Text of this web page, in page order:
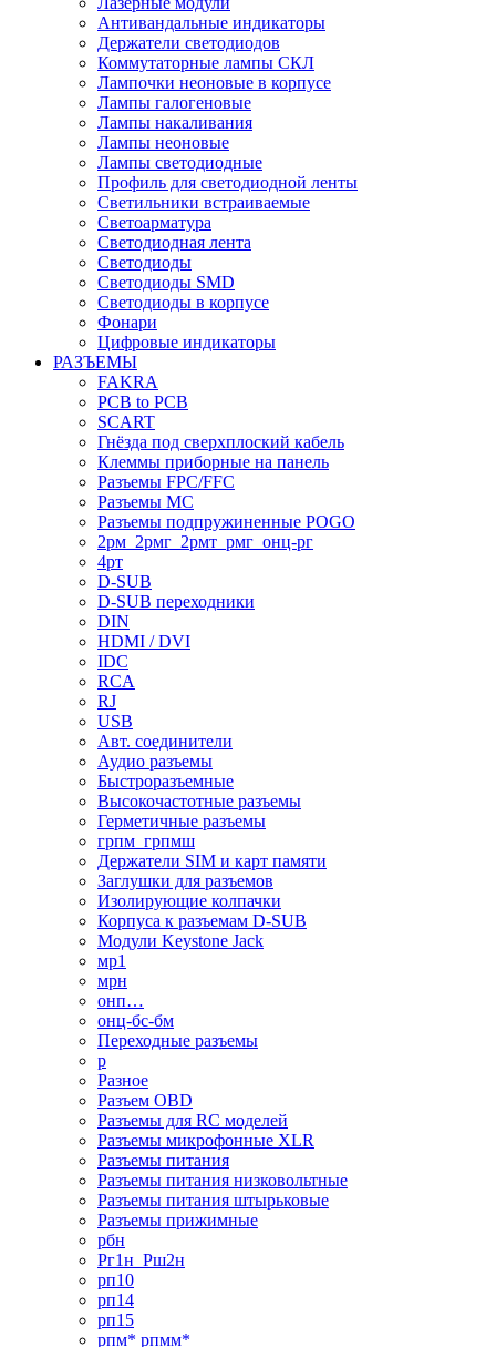
Антивандальные индикаторы
Держатели светодиодов
Коммутаторные лампы СКЛ
Лампочки неоновые в корпусе
Лампы галогеновые
Лампы накаливания
Лампы неоновые
Лампы светодиодные
Профиль для светодиодной ленты
Светильники встраиваемые
Светоарматура
Светодиодная лента
Светодиоды
Светодиоды SMD
Светодиоды в корпусе
Фонари
Цифровые индикаторы
РАЗЪЕМЫ
FAKRA
PCB to PCB
SCART
Гнёзда под сверхплоский кабель
Клеммы приборные на панель
Разъемы FPC/FFC
Разъемы MC
Разъемы подпружиненные POGO
2рм_2рмг_2рмт_рмг_онц-рг
4рт
D-SUB
D-SUB переходники
DIN
HDMI / DVI
IDC
RCA
RJ
USB
Авт. соединители
Аудио разъемы
Быстроразъемные
Высокочастотные разъемы
Герметичные разъемы
грпм_грпмш
Держатели SIM и карт памяти
Заглушки для разъемов
Изолирующие колпачки
Корпуса к разъемам D-SUB
Модули Keystone Jack
мр1
мрн
онп…
онц-бс-бм
Переходные разъемы
р
Разное
Разъем OBD
Разъемы для RC моделей
Разъемы микрофонные XLR
Разъемы питания
Разъемы питания низковольтные
Разъемы питания штырьковые
Разъемы прижимные
рбн
Рг1н_Рш2н
рп10
рп14
рп15
рпм* рпмм*